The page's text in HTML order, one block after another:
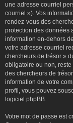
une adresse courriel
courriel »). Vos
rendez-vous des
protection des données
information en-dehors
votre adresse courriel
chercheurs de trésor »
obligatoire ou non,
des chercheurs de
information de votre
profil, vous pouvez
logiciel phpBB.
Votre mot de passe est